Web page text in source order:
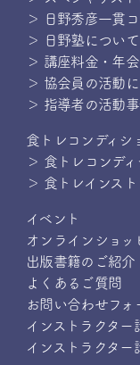
＞ 日野秀彦一貫
＞ 日野塾について
＞ 講座料金・年
＞ 協会員の活動
＞ 指導者の活動事
食トレコンディシ
＞ 食トレコンデ
＞ 食トレインス
イベント
オンラインショッ
出版書籍のご紹介
よくあるご質問
お問い合わせフォ
インストラクター
インストラクタ